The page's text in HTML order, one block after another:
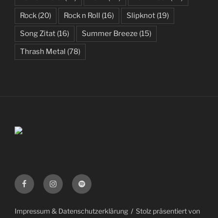
Rock (20) Rock n Roll (16) Slipknot (19)
Song Zitat (16) Summer Breeze (15)
Thrash Metal (78)
FacebookInstagramSpotify
Impressum & Datenschutzerklärung Stolz präsentiert von